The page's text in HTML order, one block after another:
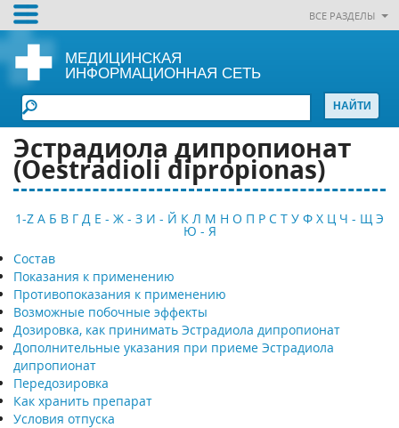
ВСЕ РАЗДЕЛЫ
МЕДИЦИНСКАЯ
ИНФОРМАЦИОННАЯ СЕТЬ
Эстрадиола дипропионат
(Oestradioli dipropionas)
1-Z А Б В Г Д Е - Ж - З И - Й К Л М Н О П Р С Т У Ф Х Ц Ч - Щ Э
Ю - Я
Состав
Показания к применению
Противопоказания к применению
Возможные побочные эффекты
Дозировка, как принимать Эстрадиола дипропионат
Дополнительные указания при приеме Эстрадиола
дипропионат
Передозировка
Как хранить препарат
Условия отпуска